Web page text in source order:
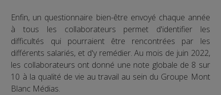
Enfin, un questionnaire bien-être envoyé chaque année
à tous les collaborateurs permet d'identifier les
difficultés qui pourraient être rencontrées par les
différents salariés, et d'y remédier. Au mois de juin 2022,
les collaborateurs ont donné une note globale de 8 sur
10 à la qualité de vie au travail au sein du Groupe Mont
Blanc Médias.